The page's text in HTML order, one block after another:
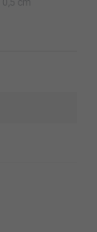
0,5 cm